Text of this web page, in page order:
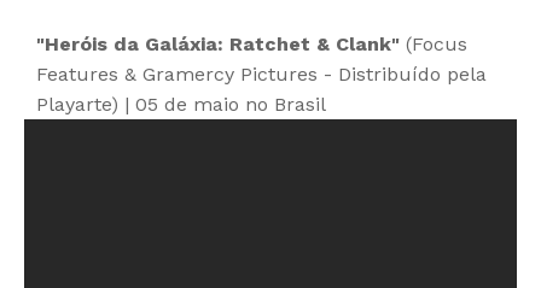
"Heróis da Galáxia: Ratchet & Clank" (Focus
Features & Gramercy Pictures - Distribuído pela
Playarte) | 05 de maio no Brasil